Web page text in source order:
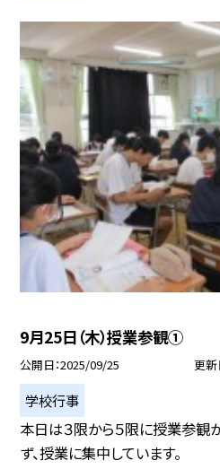
9月25日（木）授業参観①
公開日 2025/09/25 更新
学校行事
本日は３限から５限に授業参観
ず、授業に集中しています。